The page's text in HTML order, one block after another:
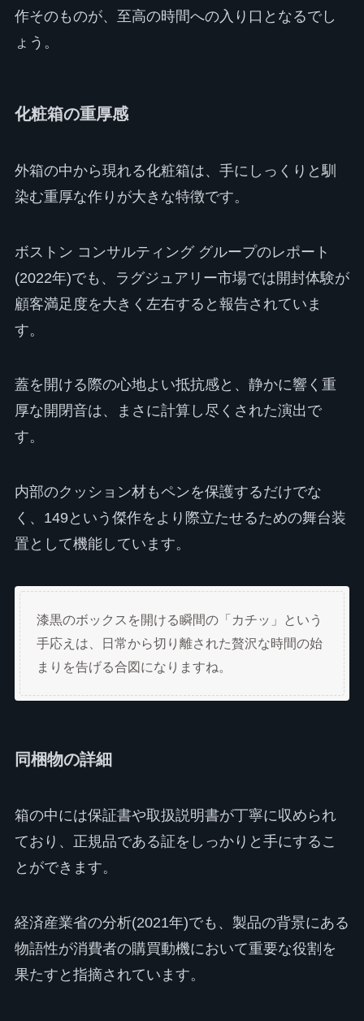
作そのものが、至高の時間への入り口となるでし
ょう。
化粧箱の重厚感
外箱の中から現れる化粧箱は、手にしっくりと馴
染む重厚な作りが大きな特徴です。
ボストン コンサルティング グループのレポート
(2022年)でも、ラグジュアリー市場では開封体験が
顧客満足度を大きく左右すると報告されていま
す。
蓋を開ける際の心地よい抵抗感と、静かに響く重
厚な開閉音は、まさに計算し尽くされた演出で
す。
内部のクッション材もペンを保護するだけでな
く、149という傑作をより際立たせるための舞台装
置として機能しています。
漆黒のボックスを開ける瞬間の「カチッ」という
手応えは、日常から切り離された贅沢な時間の始
まりを告げる合図になりますね。
同梱物の詳細
箱の中には保証書や取扱説明書が丁寧に収められ
ており、正規品である証をしっかりと手にするこ
とができます。
経済産業省の分析(2021年)でも、製品の背景にある
物語性が消費者の購買動機において重要な役割を
果たすと指摘されています。